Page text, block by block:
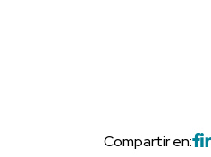
Compartir en: